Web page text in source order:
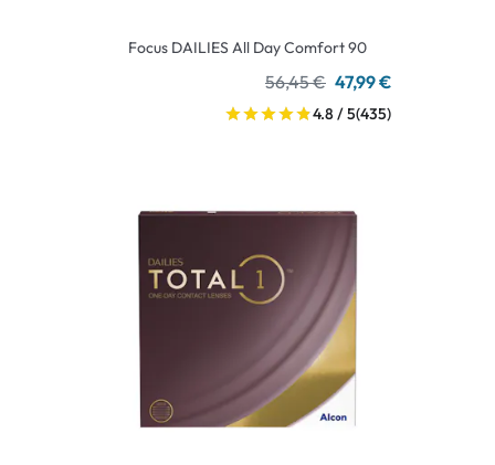
Focus DAILIES All Day Comfort 90
56,45 € 47,99 €
4.8 / 5(435)